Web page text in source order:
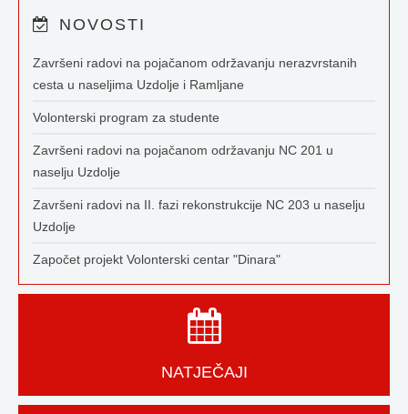
NOVOSTI
Završeni radovi na pojačanom održavanju nerazvrstanih
cesta u naseljima Uzdolje i Ramljane
Volonterski program za studente
Završeni radovi na pojačanom održavanju NC 201 u
naselju Uzdolje
Završeni radovi na II. fazi rekonstrukcije NC 203 u naselju
Uzdolje
Započet projekt Volonterski centar "Dinara"
NATJEČAJI